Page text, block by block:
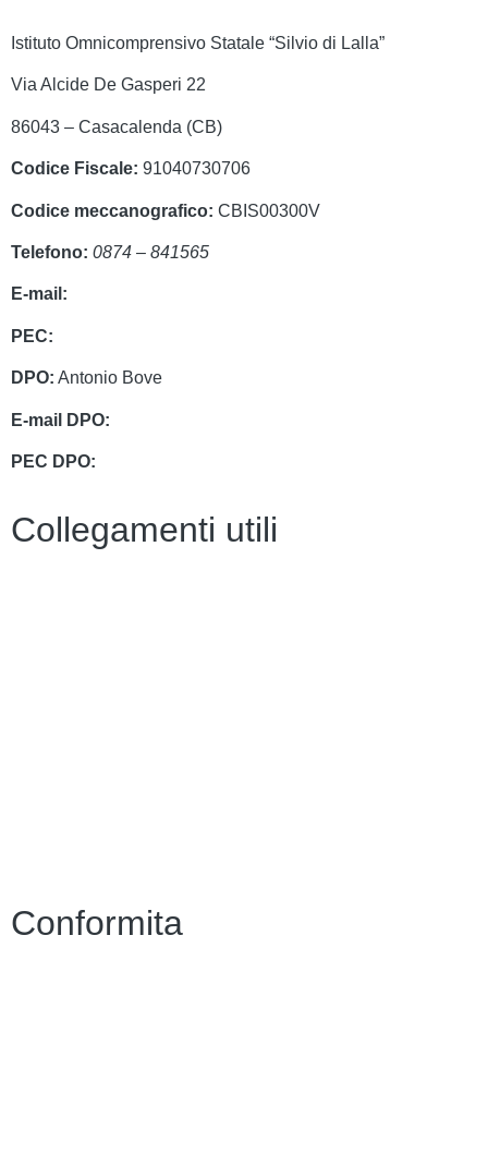
Istituto Omnicomprensivo Statale “Silvio di Lalla”
Via Alcide De Gasperi 22
86043 – Casacalenda (CB)
Codice Fiscale: 91040730706
Codice meccanografico: CBIS00300V
Telefono: 0874 – 841565
E-mail:
PEC:
DPO: Antonio Bove
E-mail DPO:
PEC DPO:
Collegamenti utili
Conformita